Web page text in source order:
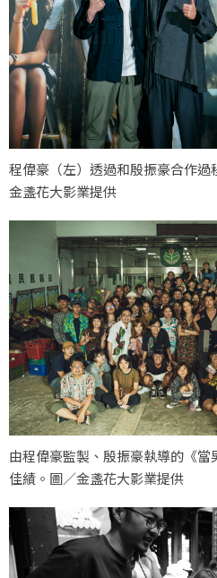
程偉豪（左）透過和殷振豪合作
金盞花大影業提供
由程偉豪監製、殷振豪執導的《
佳績。圖／金盞花大影業提供